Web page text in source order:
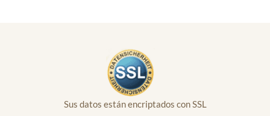
Sus datos están encriptados con SSL